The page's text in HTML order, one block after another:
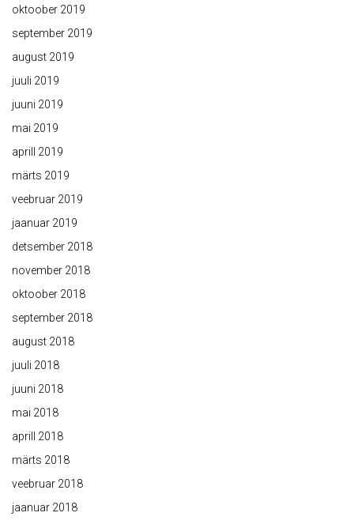
oktoober 2019
september 2019
august 2019
juuli 2019
juuni 2019
mai 2019
aprill 2019
märts 2019
veebruar 2019
jaanuar 2019
detsember 2018
november 2018
oktoober 2018
september 2018
august 2018
juuli 2018
juuni 2018
mai 2018
aprill 2018
märts 2018
veebruar 2018
jaanuar 2018